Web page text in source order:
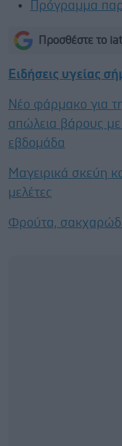
Πρόγραμμα
Προσθέστε το
Ειδήσεις υγείας
Νέο φάρμακο για
απώλεια βάρους
εβδομάδα
Μαγειρικά σκεύη
μελέτες
Φρούτα,